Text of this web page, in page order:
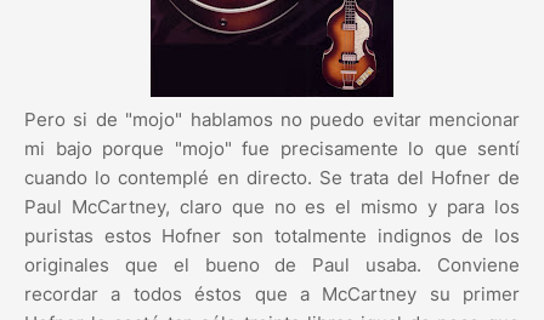
Pero si de "mojo" hablamos no puedo evitar mencionar
mi bajo porque "mojo" fue precisamente lo que sentí
cuando lo contemplé en directo. Se trata del Hofner de
Paul McCartney, claro que no es el mismo y para los
puristas estos Hofner son totalmente indignos de los
originales que el bueno de Paul usaba. Conviene
recordar a todos éstos que a McCartney su primer